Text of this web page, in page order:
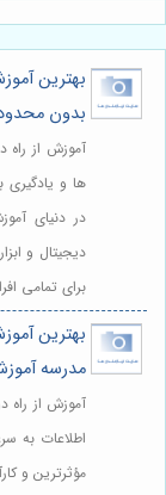
بهترین
بدون
آموزش از راه
ها و
در دنیای
دیجیتال و
برای تمامی
بهترین
مدرسه
آموزش از راه
اطلاعات به
مؤثرترین و